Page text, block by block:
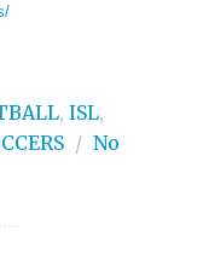
, ISL,
/ No